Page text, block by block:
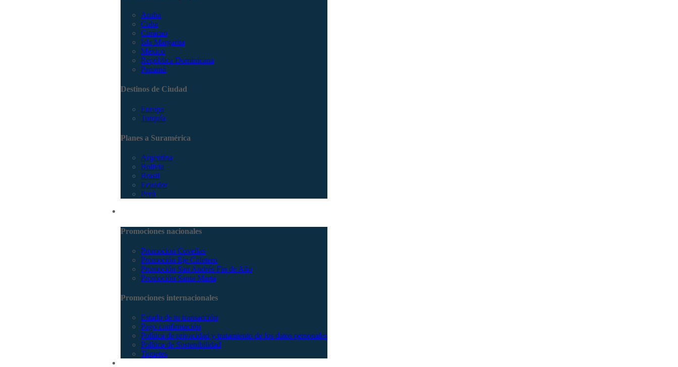
Aruba
Cuba
Curacao
Isla Margarita
México
República Dominicana
Panamá
Destinos de Ciudad
Europa
Turquía
Planes a Suramérica
Argentina
Bolivia
Brasil
Ecuador
Perú
Promociones nacionales
Promocion Coveñas
Promoción Eje Cafetero
Promoción San Andrés Fin de Año
Promoción Santa Marta
Promociones internacionales
Estado de tu transacción
Pago confirmación
Política de privacidad y tratamiento de los datos personales
Política de Sostenibilidad
Tiquetes